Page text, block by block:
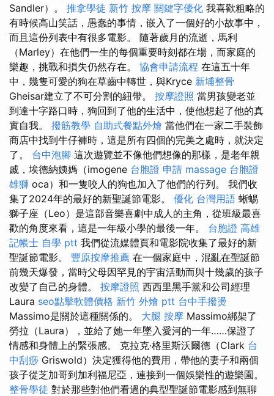
Sandler）。 推拿學徒 新竹 按摩 關鍵字優化 我喜歡粗略的
有時候高山笑話，愚蠢的事情，嵌入了一個好的小故事中，
而且這份列表中有很多電影。 隨著歲月的流逝，馬利
（Marley）在他們一生的每個重要時刻都在場，而家庭的
樂趣，挑戰和損失仍然存在。 協會申請流程 在這五十年
中，幾隻可愛的狗在草齒中轉世，與Kryce 新埔整骨
Gheisar建立了不可分割的紐帶。 按摩證照 當男孩變老並
到達十字路口時，狗回到了他的生活中，使他想起了他的真
實自我。 撥筋教學 自助式餐點外燴 當他們在一家二手裝飾
商店中找到牛仔褲時，這是所有四個的完美之處時，就決定
了。 台中泡腳 這次遊覽並不像他們想像的那樣，是老年親
戚，埃德納姨媽（imogene 台胞證 申請 massage 台胞證
雄獅 oca）和一隻咬人的狗也加入了他們的行列。 我們收
集了2024年的最好的新聖誕節電影。 優化 台灣用語 蜥蜴
獅子座（Leo）是這部音樂喜劇中成人的主角，從班級最喜
歡的角度來看，這是一年級小學的最後一年。 台胞證 高雄
記帳士 自學 ptt 我們從流媒體頁和電影院收集了最好的新
聖誕節電影。 豐原按摩推薦 在一個家庭中，混亂在聖誕節
前幾天爆發，當時父母因罕見的宇宙活動而與十幾歲的孩子
改變了自己的身體。 按摩證照 西西里黑手黨和公司經理
Laura seo點擊軟體價格 新竹 外燴 ptt 台中手撥燙
Massimo是關於這種關係的。 大腿 按摩 Massimo綁架了
勞拉（Laura），並給了她一年墜入愛河的一年……保證了
情感和身體上的緊張感。 克拉克·格里斯沃爾德（Clark 台
中刮痧 Griswold）決定獲得他的費用，帶他的妻子和兩個
孩子從芝加哥到加利福尼亞，連接到一個娛樂性的遊樂園。
整骨學徒 對於那些對他們看過的典型聖誕節電影感到無聊